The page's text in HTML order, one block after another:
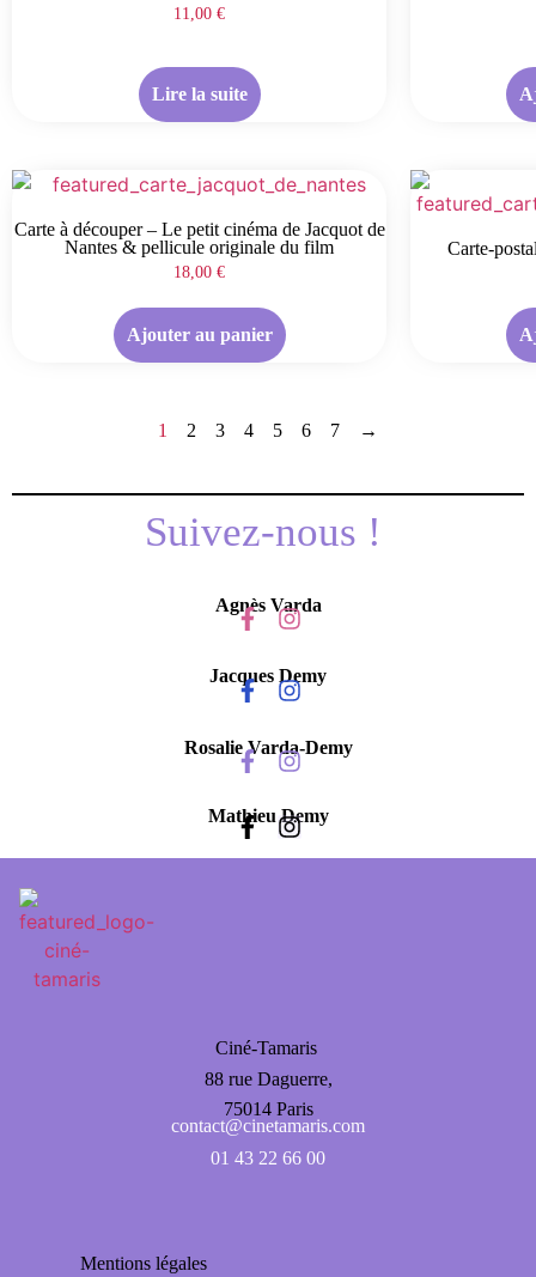
11,00 €
Lire la suite
Carte à découper – Le petit cinéma de Jacquot de
Nantes & pellicule originale du film
18,00 €
Ajouter au panier
Carte-
1 2 3 4 5 6 7 →
Suivez-nous !
Agnès Varda
Jacques Demy
Rosalie Varda-Demy
Mathieu Demy
Ciné-Tamaris
88 rue Daguerre,
75014 Paris
contact@cinetamaris.com
01 43 22 66 00
Mentions légales